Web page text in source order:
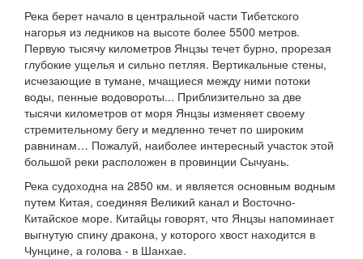
Река берет начало в центральной части Тибетского
нагорья из ледников на высоте более 5500 метров.
Первую тысячу километров Янцзы течет бурно, прорезая
глубокие ущелья и сильно петляя. Вертикальные стены,
исчезающие в тумане, мчащиеся между ними потоки
воды, пенные водовороты... Приблизительно за две
тысячи километров от моря Янцзы изменяет своему
стремительному бегу и медленно течет по широким
равнинам… Пожалуй, наиболее интересный участок этой
большой реки расположен в провинции Сычуань.
Река судоходна на 2850 км. и является основным водным
путем Китая, соединяя Великий канал и Восточно-
Китайское море. Китайцы говорят, что Янцзы напоминает
выгнутую спину дракона, у которого хвост находится в
Чунцине, а голова - в Шанхае.